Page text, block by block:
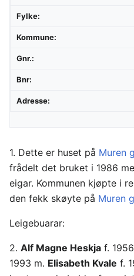
Fylke:
Kommune:
Gnr.:
Bnr:
Adresse:
1. Dette er huset på Muren
frådelt det bruket i 1986
eigar. Kommunen kjøpte i
den fekk skøyte på Muren
Leigebuarar:
2. Alf Magne Heskja f. 1956
1993 m. Elisabeth Kvale f.